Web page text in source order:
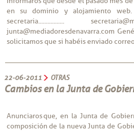
en su dominio y alojamiento web.
secretaria.................
junta@mediadoresdenavarra.com
solicitamos que si habéis enviado
22-06-2011 OTRAS
Cambios en la Junta de
Anunciaros que, en la Junta de
composición de la nueva Junta de